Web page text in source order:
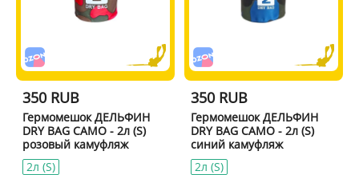
350 RUB
Гермомешок ДЕЛЬФИН
DRY BAG CAMO - 2л (S)
розовый камуфляж
2л (S)
350 RUB
Гермомешок ДЕЛЬФИН
DRY BAG CAMO - 2л (S)
синий камуфляж
2л (S)